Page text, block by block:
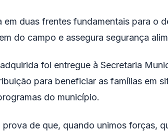
em duas frentes fundamentais para o
do campo e assegura segurança
foi entregue à Secretaria
para beneficiar as famílias em
do município.
prova de que, quando unimos forças,